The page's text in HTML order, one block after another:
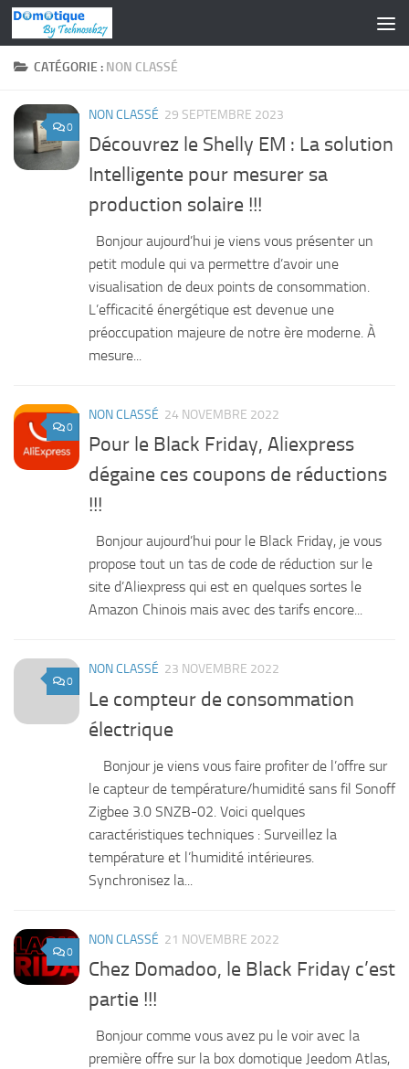
Skip to content
CATÉGORIE : NON CLASSÉ
0
NON CLASSÉ 29 SEPTEMBRE 2023
Découvrez le Shelly EM : La solution
Intelligente pour mesurer sa
production solaire !!!
Bonjour aujourd’hui je viens vous présenter un
petit module qui va permettre d’avoir une
visualisation de deux points de consommation.
L’efficacité énergétique est devenue une
préoccupation majeure de notre ère moderne. À
mesure...
0
NON CLASSÉ 24 NOVEMBRE 2022
Pour le Black Friday, Aliexpress
dégaine ces coupons de réductions
!!!
Bonjour aujourd’hui pour le Black Friday, je vous
propose tout un tas de code de réduction sur le
site d’Aliexpress qui est en quelques sortes le
Amazon Chinois mais avec des tarifs encore...
0
NON CLASSÉ 23 NOVEMBRE 2022
Le compteur de consommation
électrique
Bonjour je viens vous faire profiter de l’offre sur
le capteur de température/humidité sans fil Sonoff
Zigbee 3.0 SNZB-02. Voici quelques
caractéristiques techniques : Surveillez la
température et l’humidité intérieures.
Synchronisez la...
0
NON CLASSÉ 21 NOVEMBRE 2022
Chez Domadoo, le Black Friday c’est
partie !!!
Bonjour comme vous avez pu le voir avec la
première offre sur la box domotique Jeedom Atlas,